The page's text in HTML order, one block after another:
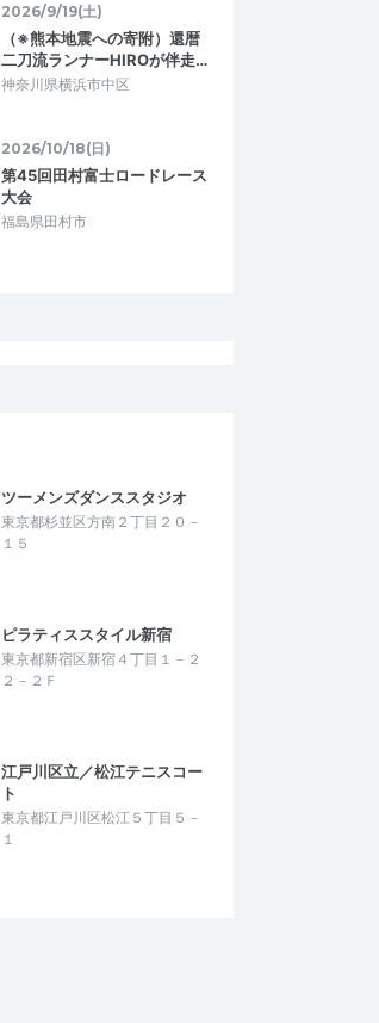
2026/9/19(土)
（※熊本地震への寄附）還暦
二刀流ランナーHIROが伴走…
神奈川県横浜市中区
2026/10/18(日)
第45回田村富士ロードレース
大会
福島県田村市
ツーメンズダンススタジオ
東京都杉並区方南２丁目２０－
１５
ピラティススタイル新宿
東京都新宿区新宿４丁目１－２
２－２Ｆ
江戸川区立／松江テニスコー
ト
東京都江戸川区松江５丁目５－
１